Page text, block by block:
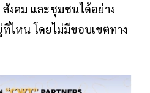
งคม และชุมชนได้อย่าง
ไหน โดยไม่มีขอบเขตทาง